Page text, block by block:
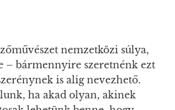
nemzetközi súlya,
– bármennyire szeretnénk ezt
is alig nevezhető.
ha akad olyan, akinek